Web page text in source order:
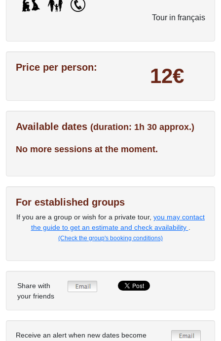
Tour in français
Price per person: 12€
Available dates (duration: 1h 30 approx.)
No more sessions at the moment.
For established groups
If you are a group or wish for a private tour, you may contact
the guide to get an estimate and check availability
(Check the group's booking conditions)
Share with
your friends
Receive an alert when new dates become